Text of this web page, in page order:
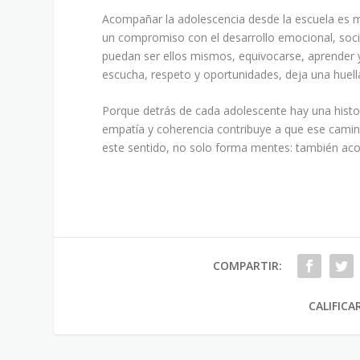
Acompañar la adolescencia desde la escuela
un compromiso con el desarrollo emocional,
puedan ser ellos mismos, equivocarse,
escucha, respeto y oportunidades, deja una
Porque detrás de cada adolescente hay una
empatía y coherencia contribuye a que ese
este sentido, no solo forma mentes: también
COMPARTIR: